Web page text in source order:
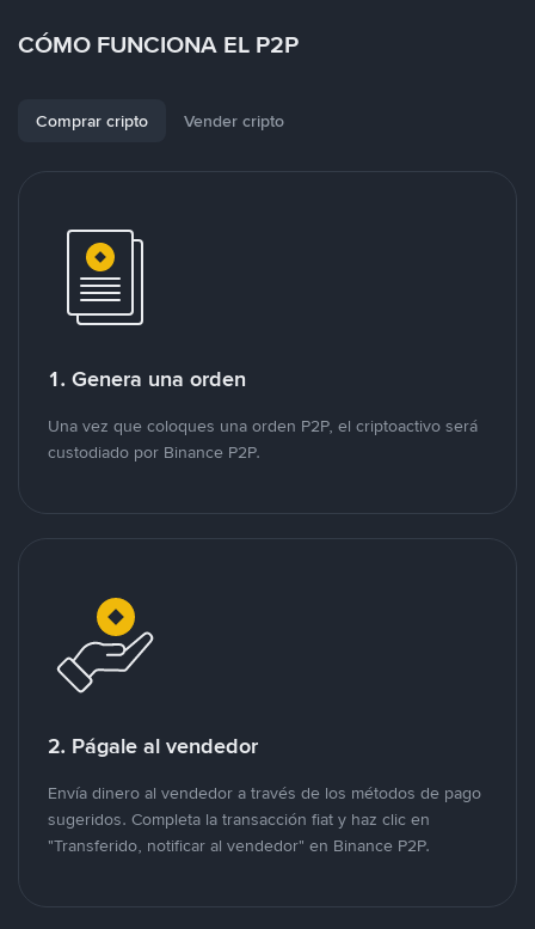
CÓMO FUNCIONA EL P2P
Comprar cripto Vender cripto
1. Genera una orden
Una vez que coloques una orden P2P, el criptoactivo será
custodiado por Binance P2P.
2. Págale al vendedor
Envía dinero al vendedor a través de los métodos de pago
sugeridos. Completa la transacción fiat y haz clic en
"Transferido, notificar al vendedor" en Binance P2P.